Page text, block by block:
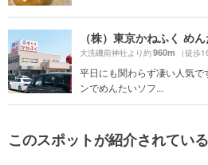
（株）東京かねふく め
大洗磯前神社より約960m （徒歩
平日にも関わらず凄い人気
ンでめんたいソフ...
このスポットが紹介されてい